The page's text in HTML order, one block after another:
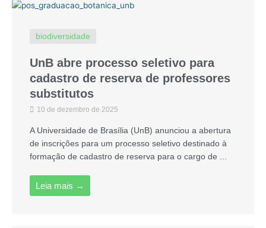
biodiversidade
UnB abre processo seletivo para
cadastro de reserva de professores
substitutos
10 de dezembro de 2025
A Universidade de Brasília (UnB) anunciou a abertura
de inscrições para um processo seletivo destinado à
formação de cadastro de reserva para o cargo de ...
Leia mais →